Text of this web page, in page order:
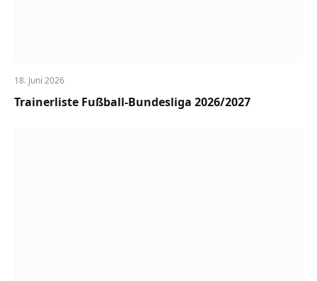
18. Juni 2026
Trainerliste Fußball-Bundesliga 2026/2027